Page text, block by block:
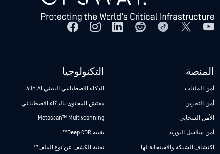
المنصة
أمن الملفات
أمن التخزين
الأمن السحابي
أمن سلاسل التوريد
اكتشاف الشبكة والاستجابة لها
التكنولوجيا
الذكاء الاصطناعي التنبئي Alin AI
مفتش المحتوى بالذكاء الاصطناعي
Metascan™ Multiscanning
تقنية Deep CDR™
تقنية الكشف عن نوع الملف™